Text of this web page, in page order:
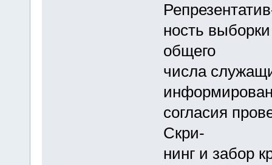
ность
общего
числа
согласия
Скри-
нинг и забор